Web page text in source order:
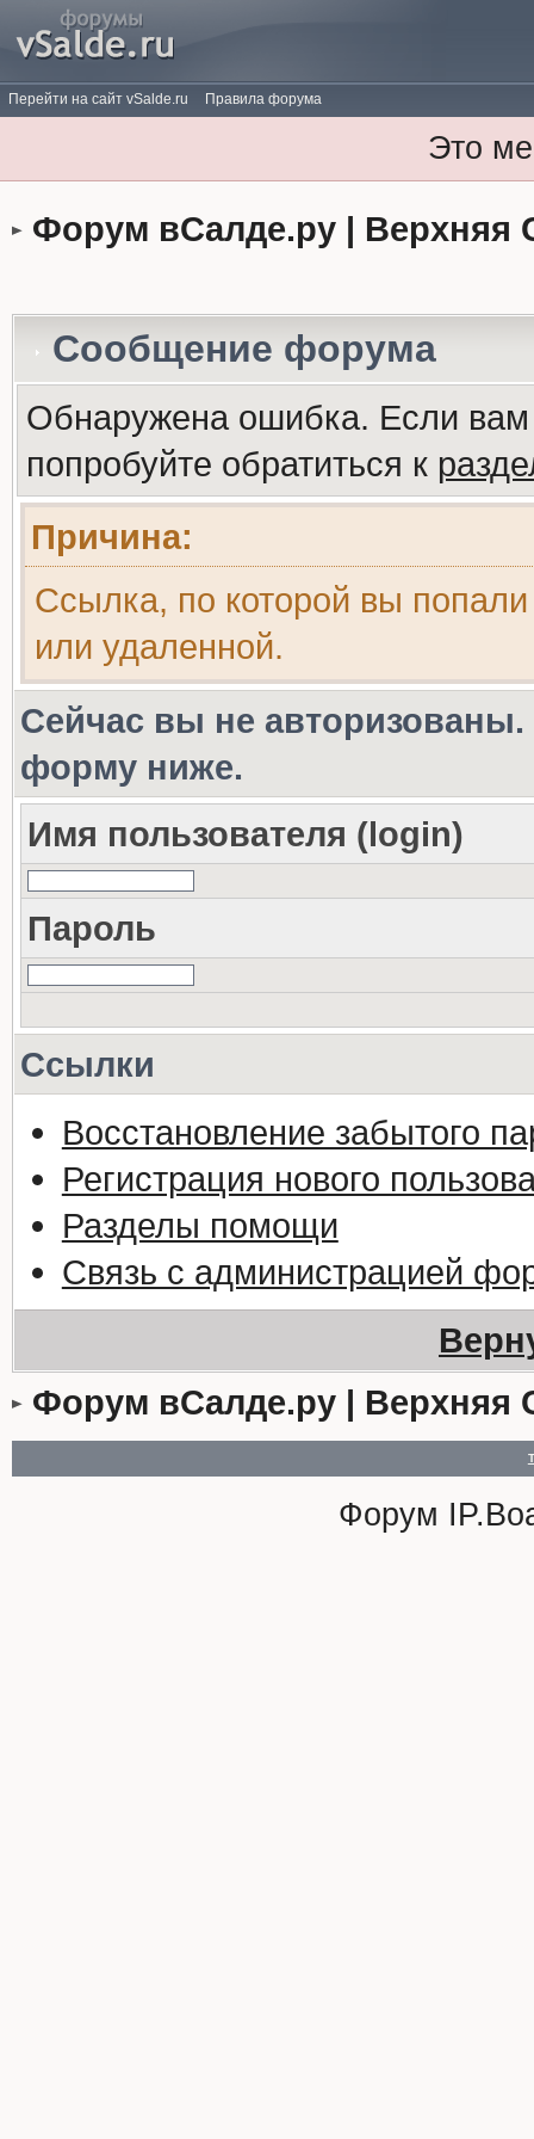
Перейти на сайт vSalde.ru Правила форума
Это
Форум вСалде.ру | Верхняя
Сообщение форума
Обнаружена ошибка. Если
попробуйте обратиться к
Причина:
Ссылка, по которой вы
или удаленной.
Сейчас вы не авторизованы.
форму ниже.
Имя пользователя (login)
Пароль
Ссылки
Восстановление забытого
Регистрация нового
Разделы помощи
Связь с администрацией
Форум вСалде.ру | Верхняя
Форум